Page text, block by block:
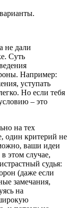
не дали
Суть
Например:
уступать
Но если тебя
– это
на тех
один критерий не
ваши идеи
этом случае,
судья:
(даже если
замечания,
на